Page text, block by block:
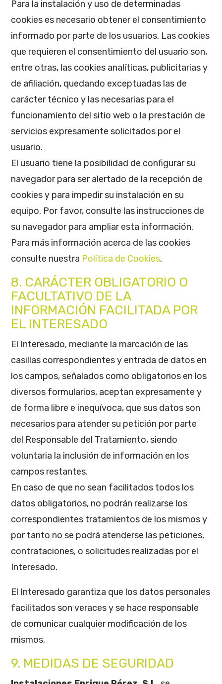
Para la instalación y uso de determinadas
cookies es necesario obtener el consentimiento
informado por parte de los usuarios. Las cookies
que requieren el consentimiento del usuario son,
entre otras, las cookies analíticas, publicitarias y
de afiliación, quedando exceptuadas las de
carácter técnico y las necesarias para el
funcionamiento del sitio web o la prestación de
servicios expresamente solicitados por el
usuario.
El usuario tiene la posibilidad de configurar su
navegador para ser alertado de la recepción de
cookies y para impedir su instalación en su
equipo. Por favor, consulte las instrucciones de
su navegador para ampliar esta información.
Para más información acerca de las cookies
consulte nuestra Política de Cookies.
8. CARÁCTER OBLIGATORIO O
FACULTATIVO DE LA
INFORMACIÓN FACILITADA POR
EL INTERESADO
El Interesado, mediante la marcación de las
casillas correspondientes y entrada de datos en
los campos, señalados como obligatorios en los
diversos formularios, aceptan expresamente y
de forma libre e inequívoca, que sus datos son
necesarios para atender su petición por parte
del Responsable del Tratamiento, siendo
voluntaria la inclusión de información en los
campos restantes.
En caso de que no sean facilitados todos los
datos obligatorios, no podrán realizarse los
correspondientes tratamientos de los mismos y
por tanto no se podrá atenderse las peticiones,
contrataciones, o solicitudes realizadas por el
Interesado.
El Interesado garantiza que los datos personales
facilitados son veraces y se hace responsable
de comunicar cualquier modificación de los
mismos.
9. MEDIDAS DE SEGURIDAD